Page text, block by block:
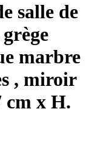
salle de
marbre
, miroir
cm x H.